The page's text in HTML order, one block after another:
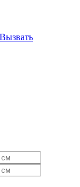
Вызвать